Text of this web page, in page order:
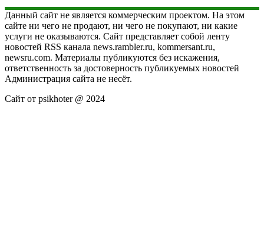
Данный сайт не является коммерческим проектом. На этом
сайте ни чего не продают, ни чего не покупают, ни какие
услуги не оказываются. Сайт представляет собой ленту
новостей RSS канала news.rambler.ru, kommersant.ru,
newsru.com. Материалы публикуются без искажения,
ответственность за достоверность публикуемых новостей
Администрация сайта не несёт.
Сайт от psikhoter @ 2024